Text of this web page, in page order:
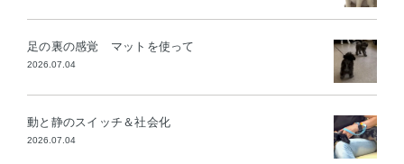
足の裏の感覚 マットを使って
2026.07.04
動と静のスイッチ＆社会化
2026.07.04